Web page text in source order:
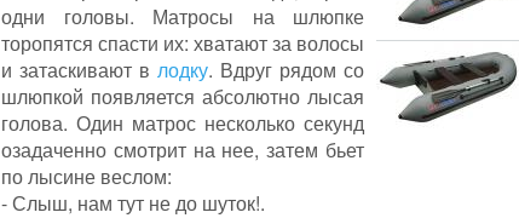
одни головы. Матросы на шлюпке
торопятся спасти их: хватают за волосы
и затаскивают в лодку. Вдруг рядом со
шлюпкой появляется абсолютно лысая
голова. Один матрос несколько секунд
озадаченно смотрит на нее, затем бьет
по лысине веслом:
- Слыш, нам тут не до шуток!.